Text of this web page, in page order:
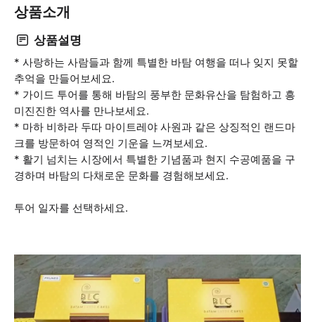
상품소개
상품설명
* 사랑하는 사람들과 함께 특별한 바탐 여행을 떠나 잊지 못할
추억을 만들어보세요.
* 가이드 투어를 통해 바탐의 풍부한 문화유산을 탐험하고 흥
미진진한 역사를 만나보세요.
* 마하 비하라 두따 마이트레야 사원과 같은 상징적인 랜드마
크를 방문하여 영적인 기운을 느껴보세요.
* 활기 넘치는 시장에서 특별한 기념품과 현지 수공예품을 구
경하며 바탐의 다채로운 문화를 경험해보세요.
투어 일자를 선택하세요.